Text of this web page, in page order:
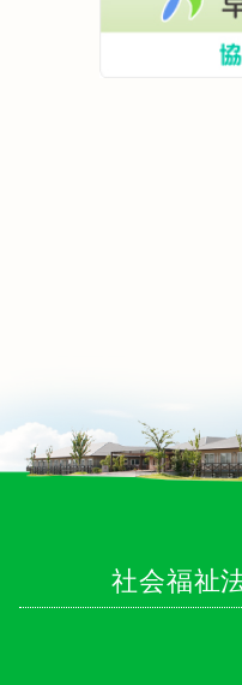
社会福祉